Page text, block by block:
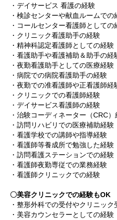
・デイサービス 看護の経験
・検診センターや献血ルームでの
・コールセンター看護師としての
・クリニック看護助手の経験
・精神科認定看護師としての経験
・看護助手や看護補助＆助手の経
・夜勤看護助手としての医療経験
・病院での病院看護助手の経験
・夜勤での准看護師や正看護師経
・クリニックでの看護師経験
・デイサービス看護師の経験
・治験コーディネーター（CRC）
・訪問リハビリでの医療補助経験
・看護学校での講師や指導経験
・看護師等養成所で勉強した経験
・訪問看護ステーションでの経験
・看護師夜勤専従での業務経験
・看護師クリニックでの経験
〇美容クリニックでの経験もOK
・整形外科での受付やクリニック
・美容カウンセラーとしての経験